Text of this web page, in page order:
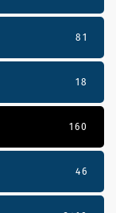
81
18
160
46